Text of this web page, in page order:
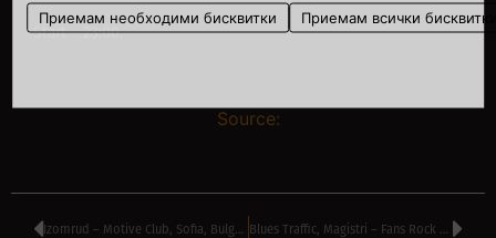
Приемам необходими бисквитки Приемам всички
Start – 23:00.
Source:
Izomrud – Motive Club, Sofia, Bulgaria Blues Traffic, Magistri – Fans Rock Bar, Sofia, Bulgaria